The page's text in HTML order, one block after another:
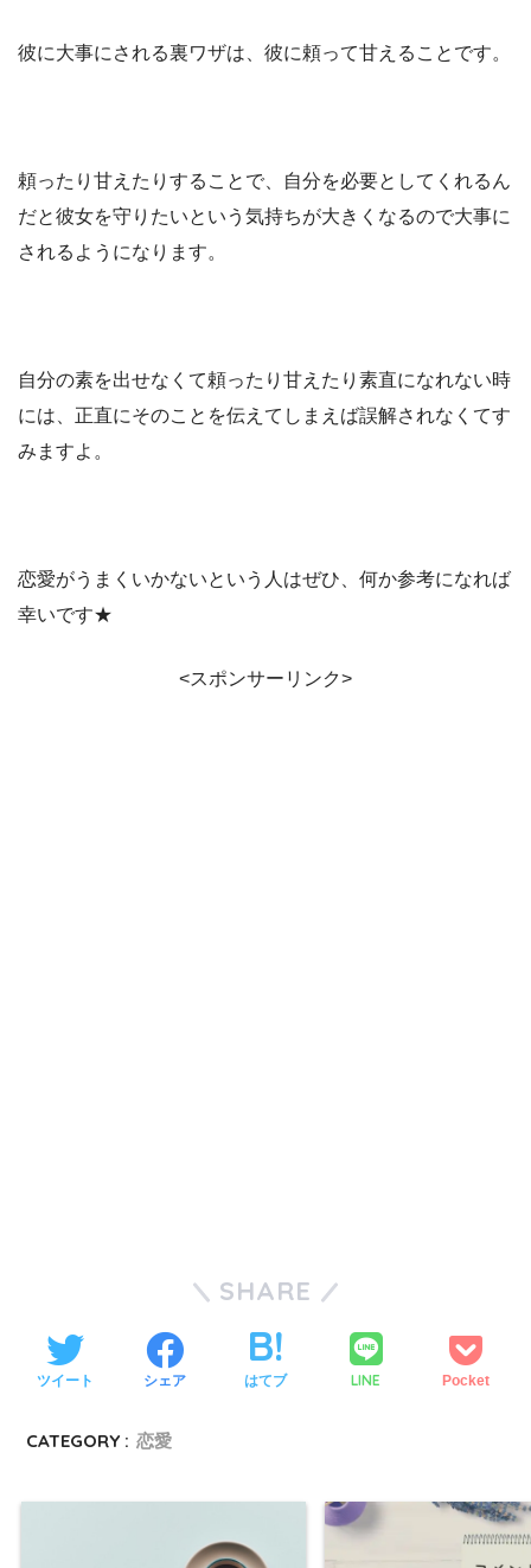
彼に大事にされる裏ワザは、彼に頼って甘えることです。
頼ったり甘えたりすることで、自分を必要としてくれるん
だと彼女を守りたいという気持ちが大きくなるので大事に
されるようになります。
自分の素を出せなくて頼ったり甘えたり素直になれない時
には、正直にそのことを伝えてしまえば誤解されなくてす
みますよ。
恋愛がうまくいかないという人はぜひ、何か参考になれば
幸いです★
<スポンサーリンク>
SHARE
ツイート シェア はてブ LINE Pocket
CATEGORY : 恋愛